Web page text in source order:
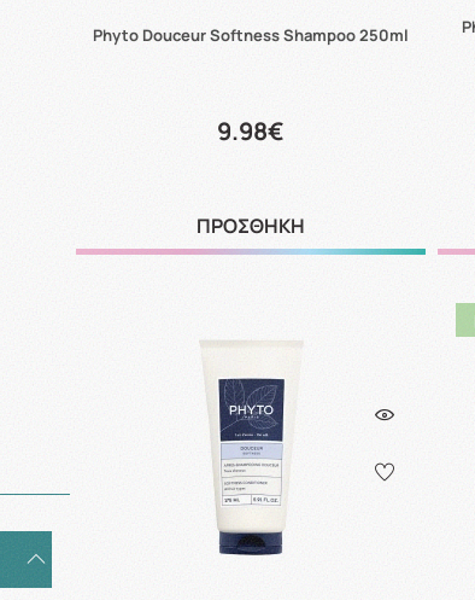
Phyto Douceur Softness Shampoo 250ml
9.98€
ΠΡΟΣΘΗΚΗ